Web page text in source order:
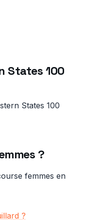
States 100
States 100
?
femmes en
?